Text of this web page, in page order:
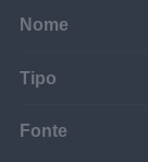
Nome
Tipo
Fonte